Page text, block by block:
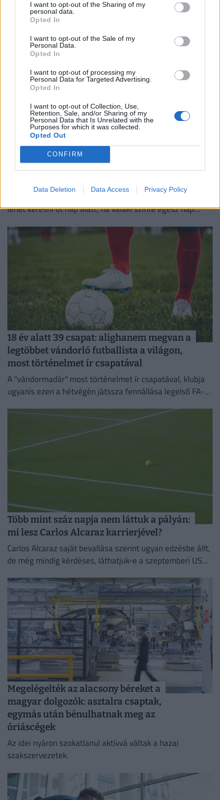
I want to opt-out of the Sharing of my
personal data.
Opted In
I want to opt-out of the Sale of my
Personal Data.
Opted In
I want to opt-out of processing my
Personal Data for Targeted Advertising.
Opted In
I want to opt-out of Collection, Use,
Retention, Sale, and/or Sharing of my
Personal Data that Is Unrelated with the
Purposes for which it was collected.
Opted Out
CONFIRM
Data Deletion Data Access Privacy Policy
Lapértesülések szerint a kétszeres világbajnok 2027-ig
szóló szerződéshosszabbításban állapodott meg a
silverstone-i csapattal.
Ennyit keres egy motoros ételfutár
egyetlen hét alatt 2026-ban Budapesten:
Egy magyar ételfutár a TikTokon mutatta meg, mennyit
lehet keresni öt nap alatt, ha valaki szinte egész nap
18 év alatt 39 csapat: alighanem megvan a
legtöbbet vándorló futballista a világon,
most történelmet ír csapatával
A "vándormadár" most történelmet ír csapatával, klubja
ugyanis ezen a hétvégén játssza fennállása legelső FA-
Több mint száz napja nem láttuk a pályán:
mi lesz Carlos Alcaraz karrierjével?
Carlos Alcaraz saját bevallása szerint ugyan edzésbe állt,
de még mindig kérdéses, láthatjuk-e a szeptemberi US
Megelégelték az alacsony béreket a
magyar dolgozók: asztalra csaptak,
egymás után bénulhatnak meg az
óriáscégek
Az idei nyáron szokatlanul aktívvá váltak a hazai
szakszervezetek.